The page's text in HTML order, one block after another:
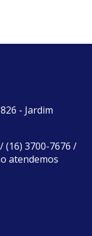
- Jardim
(16) 3700-7676 /
atendemos